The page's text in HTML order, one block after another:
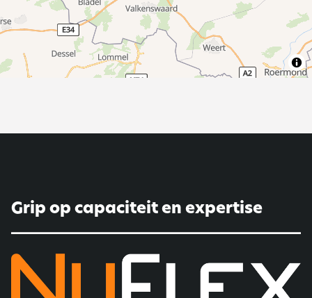
Grip op capaciteit en expertise